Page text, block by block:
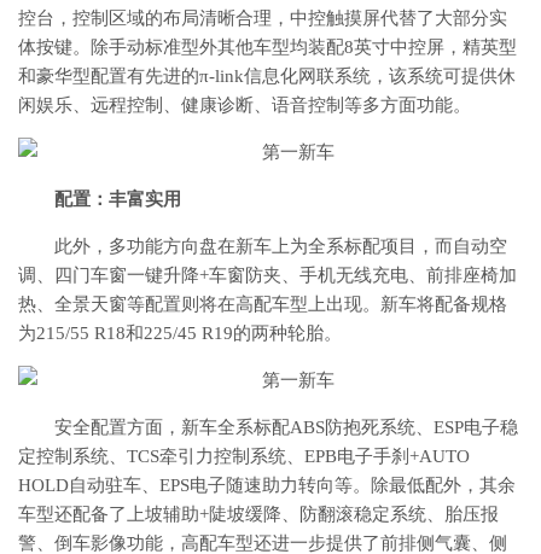
控台，控制区域的布局清晰合理，中控触摸屏代替了大部分实
体按键。除手动标准型外其他车型均装配8英寸中控屏，精英型
和豪华型配置有先进的π-link信息化网联系统，该系统可提供休
闲娱乐、远程控制、健康诊断、语音控制等多方面功能。
配置：丰富实用
此外，多功能方向盘在新车上为全系标配项目，而自动空
调、四门车窗一键升降+车窗防夹、手机无线充电、前排座椅加
热、全景天窗等配置则将在高配车型上出现。新车将配备规格
为215/55 R18和225/45 R19的两种轮胎。
安全配置方面，新车全系标配ABS防抱死系统、ESP电子稳
定控制系统、TCS牵引力控制系统、EPB电子手刹+AUTO
HOLD自动驻车、EPS电子随速助力转向等。除最低配外，其余
车型还配备了上坡辅助+陡坡缓降、防翻滚稳定系统、胎压报
警、倒车影像功能，高配车型还进一步提供了前排侧气囊、侧